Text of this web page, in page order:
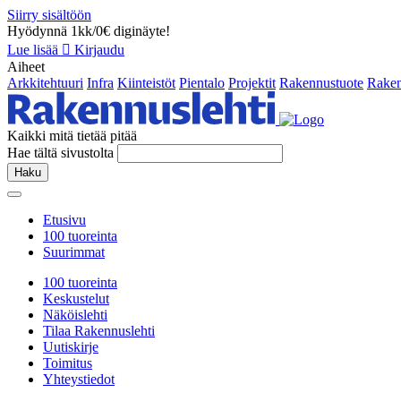
Siirry sisältöön
Hyödynnä 1kk/0€ diginäyte!
Lue lisää
Kirjaudu
Aiheet
Arkkitehtuuri Infra Kiinteistöt Pientalo Projektit Rakennustuote
Kaikki mitä tietää pitää
Hae tältä sivustolta
Haku
Etusivu
100 tuoreinta
Suurimmat
100 tuoreinta
Keskustelut
Näköislehti
Tilaa Rakennuslehti
Uutiskirje
Toimitus
Yhteystiedot